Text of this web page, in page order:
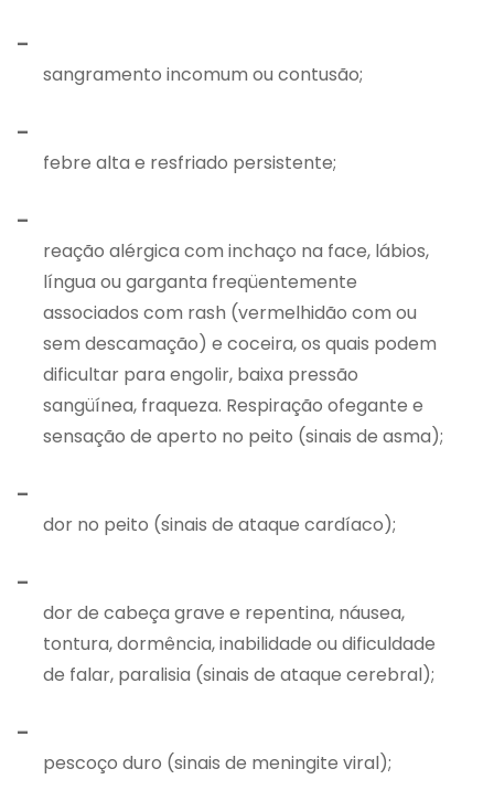
–
sangramento incomum ou contusão;
–
febre alta e resfriado persistente;
–
reação alérgica com inchaço na face, lábios,
língua ou garganta freqüentemente
associados com rash (vermelhidão com ou
sem descamação) e coceira, os quais podem
dificultar para engolir, baixa pressão
sangüínea, fraqueza. Respiração ofegante e
sensação de aperto no peito (sinais de asma);
–
dor no peito (sinais de ataque cardíaco);
–
dor de cabeça grave e repentina, náusea,
tontura, dormência, inabilidade ou dificuldade
de falar, paralisia (sinais de ataque cerebral);
–
pescoço duro (sinais de meningite viral);